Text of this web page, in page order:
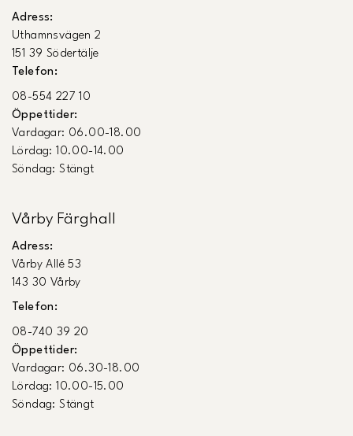
Adress:
Uthamnsvägen 2
151 39 Södertälje
Telefon:
08-554 227 10
Öppettider:
Vardagar: 06.00-18.00
Lördag: 10.00-14.00
Söndag: Stängt
Vårby Färghall
Adress:
Vårby Allé 53
143 30 Vårby
Telefon:
08-740 39 20
Öppettider:
Vardagar: 06.30-18.00
Lördag: 10.00-15.00
Söndag: Stängt